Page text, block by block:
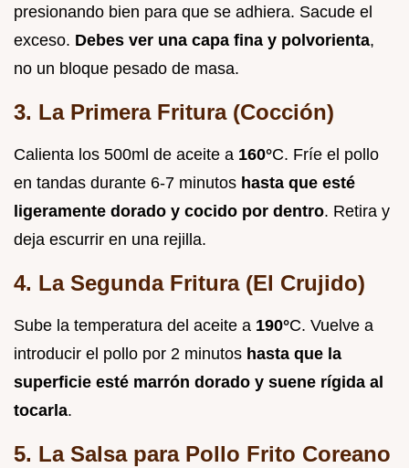
presionando bien para que se adhiera. Sacude el
exceso. Debes ver una capa fina y polvorienta,
no un bloque pesado de masa.
3. La Primera Fritura (Cocción)
Calienta los 500ml de aceite a 160°C. Fríe el pollo
en tandas durante 6-7 minutos hasta que esté
ligeramente dorado y cocido por dentro. Retira y
deja escurrir en una rejilla.
4. La Segunda Fritura (El Crujido)
Sube la temperatura del aceite a 190°C. Vuelve a
introducir el pollo por 2 minutos hasta que la
superficie esté marrón dorado y suene rígida al
tocarla.
5. La Salsa para Pollo Frito Coreano